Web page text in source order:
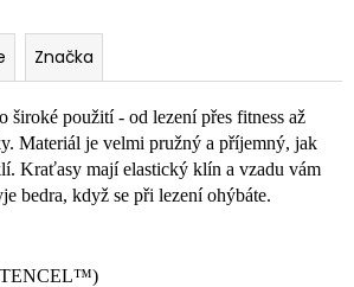
Značka
široké použití - od lezení přes fitness až
Materiál je velmi pružný a příjemný, jak
Kraťasy mají elastický klín a vzadu vám
bedra, když se při lezení ohýbáte.